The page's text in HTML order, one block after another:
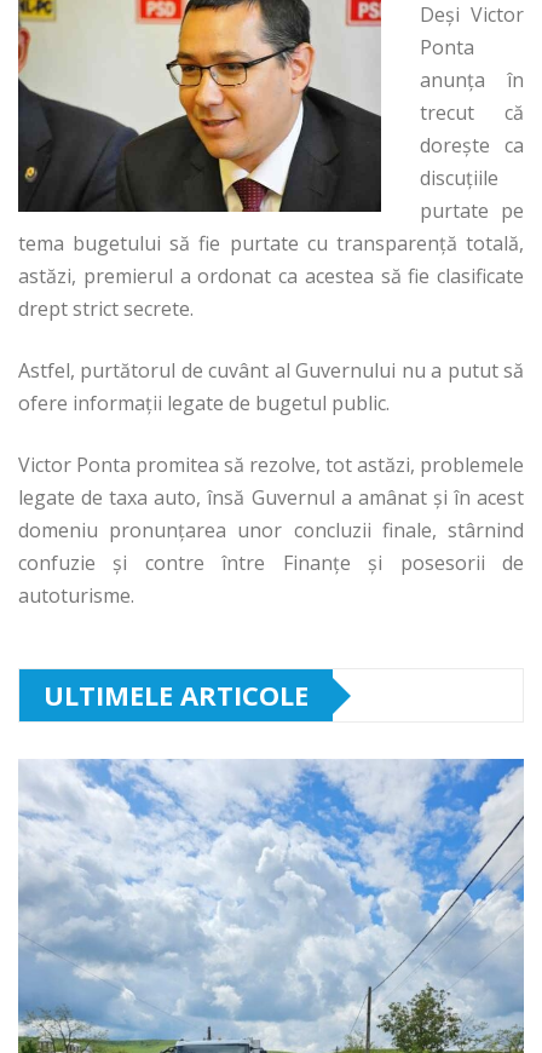
Deși Victor
Ponta
anunța în
trecut că
dorește ca
discuțiile
purtate pe
tema bugetului să fie purtate cu transparență totală,
astăzi, premierul a ordonat ca acestea să fie clasificate
drept strict secrete.
Astfel, purtătorul de cuvânt al Guvernului nu a putut să
ofere informații legate de bugetul public.
Victor Ponta promitea să rezolve, tot astăzi, problemele
legate de taxa auto, însă Guvernul a amânat și în acest
domeniu pronunțarea unor concluzii finale, stârnind
confuzie și contre între Finanțe și posesorii de
autoturisme.
ULTIMELE ARTICOLE